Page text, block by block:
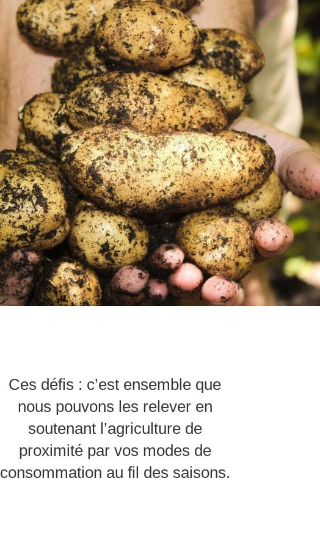
Ces défis : c’est ensemble que
nous pouvons les relever en
soutenant l’agriculture de
proximité par vos modes de
consommation au fil des saisons.